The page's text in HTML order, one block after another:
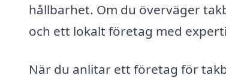
hållbarhet. Om du överväger
och ett lokalt företag med
När du anlitar ett företag för